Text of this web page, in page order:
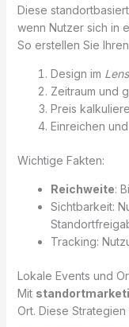
Diese
wenn Nutzer sich in
So erstellen Sie
Design im
Zeitraum und
Preis
Einreichen
Wichtige Fakten:
Reichweite:
Sichtbarkeit:
Tracking:
Lokale Events und
Mit
Ort. Diese